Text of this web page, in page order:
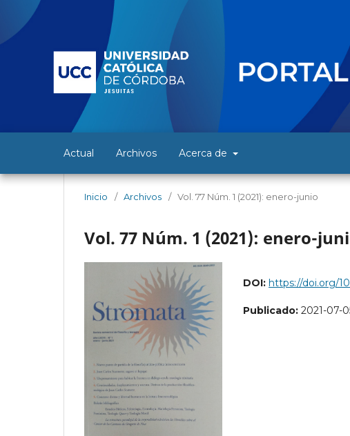
Actual Archivos Acerca de
Inicio / Archivos / Vol. 77 Núm. 1 (2021): enero-junio
Vol. 77 Núm. 1 (2021): enero-
DOI: https://doi.org/
Publicado: 2021-07-